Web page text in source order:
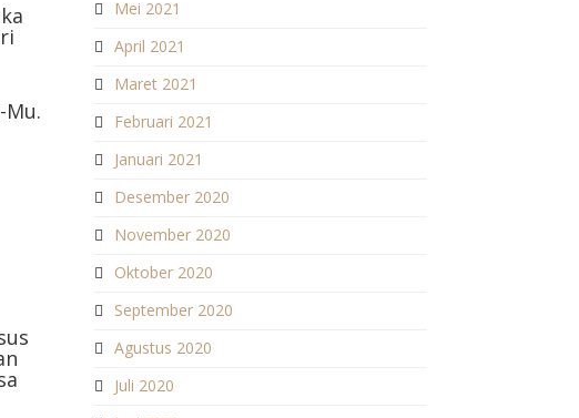
Mei 2021
April 2021
Maret 2021
Februari 2021
Januari 2021
Desember 2020
November 2020
Oktober 2020
September 2020
Agustus 2020
Juli 2020